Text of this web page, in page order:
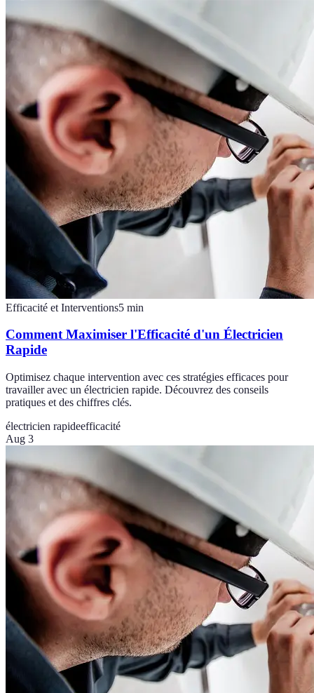
Efficacité et Interventions5 min
Comment Maximiser l'Efficacité d'un Électricien
Rapide
Optimisez chaque intervention avec ces stratégies efficaces pour
travailler avec un électricien rapide. Découvrez des conseils
pratiques et des chiffres clés.
électricien rapideefficacité
Aug 3